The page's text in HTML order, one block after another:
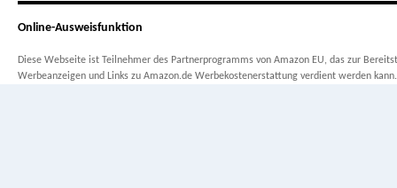
Online-Ausweisfunktion
Diese Webseite ist Teilnehmer des Partnerprogramms von Amazon EU, das zur
Werbeanzeigen und Links zu Amazon.de Werbekostenerstattung verdient werden kann.